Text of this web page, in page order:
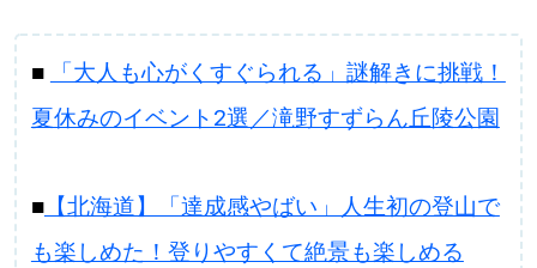
■
「大人も心がくすぐられる」謎解きに挑戦！
夏休みのイベント2選／滝野すずらん丘陵公園
■【北海道】「達成感やばい」人生初の登山で
も楽しめた！登りやすくて絶景も楽しめる